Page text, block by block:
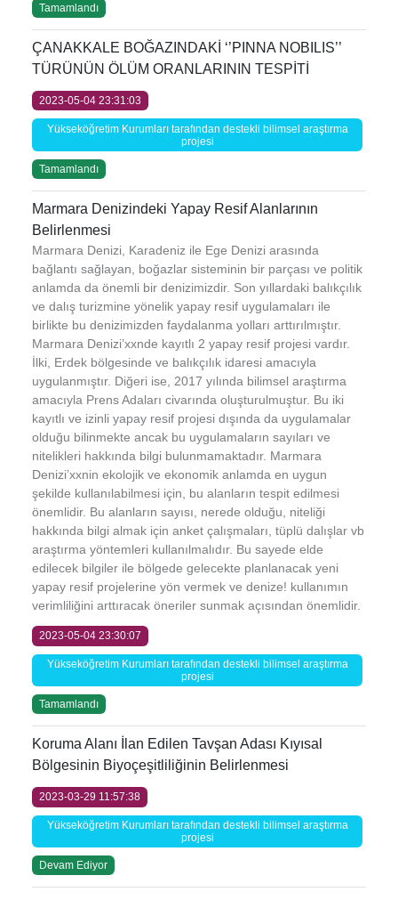
Tamamlandı
ÇANAKKALE BOĞAZINDAKİ ‘’PINNA NOBILIS’’
TÜRÜNÜN ÖLÜM ORANLARININ TESPİTİ
2023-05-04 23:31:03
Yükseköğretim Kurumları tarafından destekli bilimsel araştırma
projesi
Tamamlandı
Marmara Denizindeki Yapay Resif Alanlarının
Belirlenmesi
Marmara Denizi, Karadeniz ile Ege Denizi arasında
bağlantı sağlayan, boğazlar sisteminin bir parçası ve politik
anlamda da önemli bir denizimizdir. Son yıllardaki balıkçılık
ve dalış turizmine yönelik yapay resif uygulamaları ile
birlikte bu denizimizden faydalanma yolları arttırılmıştır.
Marmara Denizi’xxnde kayıtlı 2 yapay resif projesi vardır.
İlki, Erdek bölgesinde ve balıkçılık idaresi amacıyla
uygulanmıştır. Diğeri ise, 2017 yılında bilimsel araştırma
amacıyla Prens Adaları civarında oluşturulmuştur. Bu iki
kayıtlı ve izinli yapay resif projesi dışında da uygulamalar
olduğu bilinmekte ancak bu uygulamaların sayıları ve
nitelikleri hakkında bilgi bulunmamaktadır. Marmara
Denizi’xxnin ekolojik ve ekonomik anlamda en uygun
şekilde kullanılabilmesi için, bu alanların tespit edilmesi
önemlidir. Bu alanların sayısı, nerede olduğu, niteliği
hakkında bilgi almak için anket çalışmaları, tüplü dalışlar vb
araştırma yöntemleri kullanılmalıdır. Bu sayede elde
edilecek bilgiler ile bölgede gelecekte planlanacak yeni
yapay resif projelerine yön vermek ve denize! kullanımın
verimliliğini arttıracak öneriler sunmak açısından önemlidir.
2023-05-04 23:30:07
Yükseköğretim Kurumları tarafından destekli bilimsel araştırma
projesi
Tamamlandı
Koruma Alanı İlan Edilen Tavşan Adası Kıyısal
Bölgesinin Biyoçeşitliliğinin Belirlenmesi
2023-03-29 11:57:38
Yükseköğretim Kurumları tarafından destekli bilimsel araştırma
projesi
Devam Ediyor